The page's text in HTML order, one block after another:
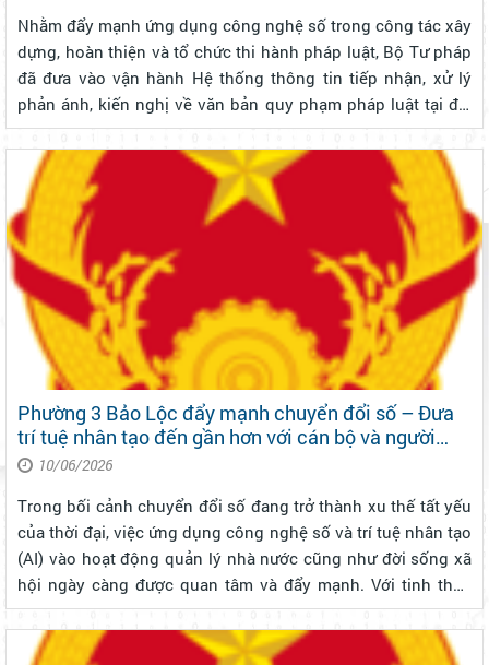
Nhằm đẩy mạnh ứng dụng công nghệ số trong công tác xây
dựng, hoàn thiện và tổ chức thi hành pháp luật, Bộ Tư pháp
đã đưa vào vận hành Hệ thống thông tin tiếp nhận, xử lý
phản ánh, kiến nghị về văn bản quy phạm pháp luật tại địa
chỉ: https://paknvbqppl.moj.gov.vn. Đây là kênh thông tin
chính thức giú...
Phường 3 Bảo Lộc đẩy mạnh chuyển đổi số – Đưa
trí tuệ nhân tạo đến gần hơn với cán bộ và người
dân10/06/2026
Trong bối cảnh chuyển đổi số đang trở thành xu thế tất yếu
của thời đại, việc ứng dụng công nghệ số và trí tuệ nhân tạo
(AI) vào hoạt động quản lý nhà nước cũng như đời sống xã
hội ngày càng được quan tâm và đẩy mạnh. Với tinh thần
đó, sáng ngày 12/6/2026, UBND Phường 3 Bảo Lộc đã tổ
chức Hội nghị t...